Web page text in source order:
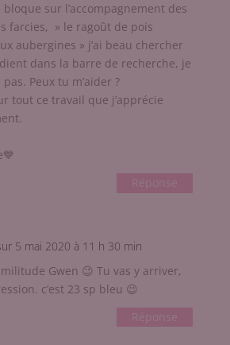
bloque sur l’accompagnement des
farcies, » le ragoût de pois
aubergines » j’ai beau chercher
dans la barre de recherche, je
Peux tu m’aider ?
tout ce travail que j’apprécie
Réponse
5 mai 2020 à 11 h 30 min
Gwen 😉 Tu vas y arriver,
c’est 23 sp bleu 😉
Réponse